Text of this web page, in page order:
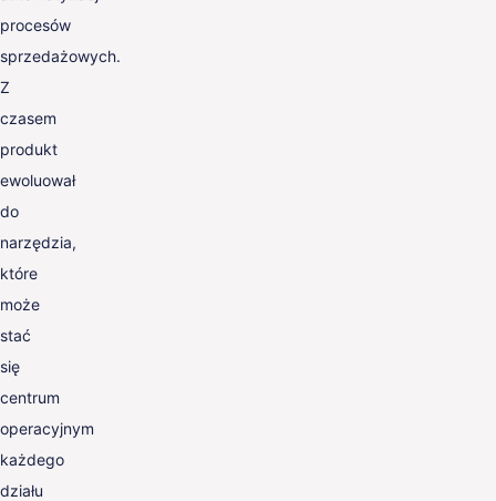
procesów
sprzedażowych.
Z
czasem
produkt
ewoluował
do
narzędzia,
które
może
stać
się
centrum
operacyjnym
każdego
działu